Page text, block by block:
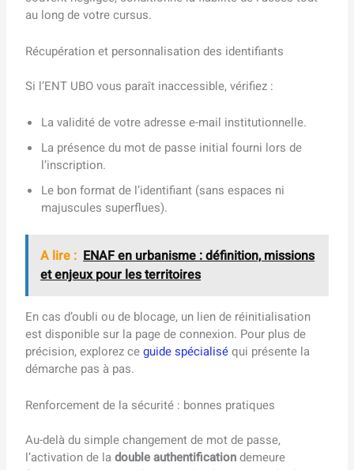
au long de votre cursus.
Récupération et personnalisation des identifiants
Si l’ENT UBO vous paraît inaccessible, vérifiez :
La validité de votre adresse e-mail institutionnelle.
La présence du mot de passe initial fourni lors de
l’inscription.
Le bon format de l’identifiant (sans espaces ni
majuscules superflues).
A lire : ENAF en urbanisme : définition, missions
et enjeux pour les territoires
En cas d’oubli ou de blocage, un lien de réinitialisation
est disponible sur la page de connexion. Pour plus de
précision, explorez ceguide spécialiséqui présente la
démarche pas à pas.
Renforcement de la sécurité : bonnes pratiques
Au-delà du simple changement de mot de passe,
l’activation de ladouble authentificationdemeure